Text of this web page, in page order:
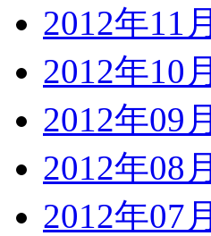
2012年11月
2012年10月
2012年09月
2012年08月
2012年07月